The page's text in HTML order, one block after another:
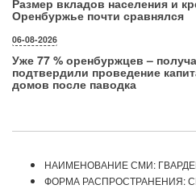
Размер вкладов населения и
Оренбуржье почти сравнялся
06-08-2026
Уже 77 % оренбуржцев –
подтвердили проведение
домов после паводка
НАИМЕНОВАНИЕ СМИ:
ФОРМА РАСПРОСТРАНЕНИЯ: